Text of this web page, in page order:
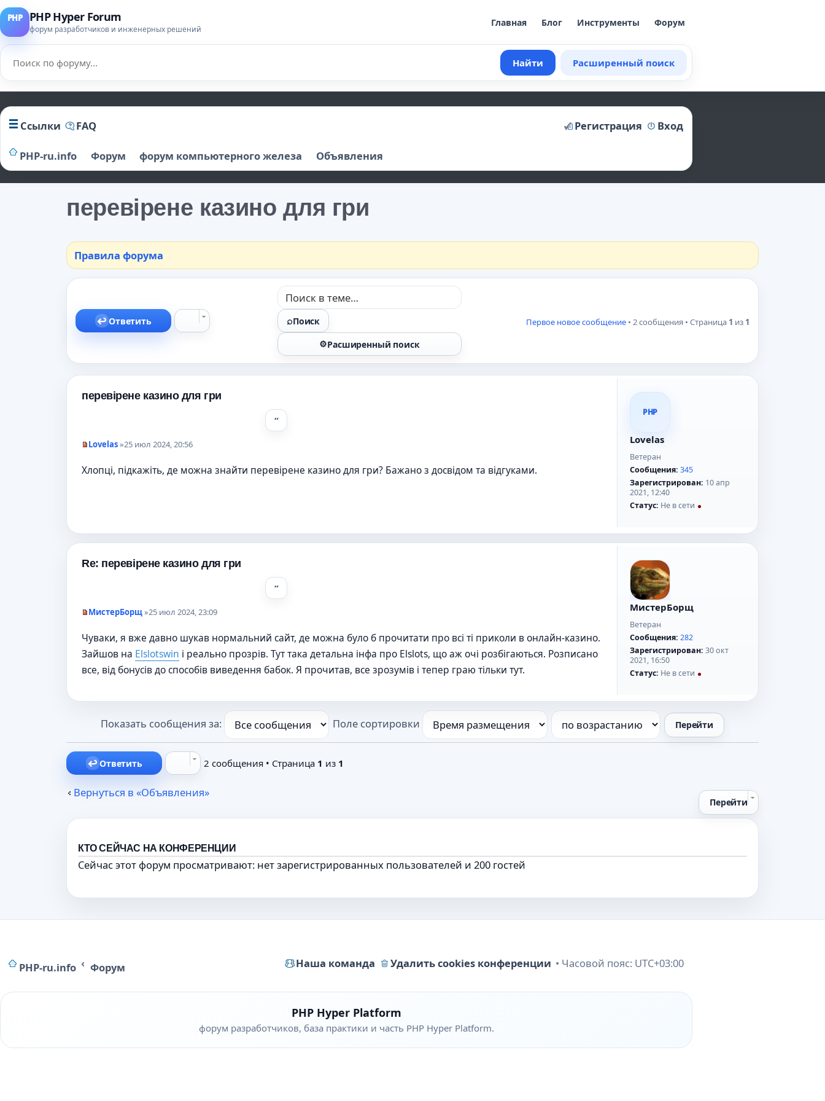
PHP Hyper Forum
форум разработчиков и инженерных решений
Главная Блог Инструменты Форум
Найти Расширенный поиск
Ссылки FAQ Вход
Регистрация
PHP-ru.info Форум форум компьютерного железа Объявления
перевірене казино для гри
Правила форума
Ответить
Поиск
Расширенный поиск
Первое новое сообщение • 2 сообщения • Страница 1 из 1
PHP
Lovelas
Ветеран
Сообщения: 345
Зарегистрирован: 10 апр
2021, 12:40
Статус: Не в сети
перевірене казино для гри
п
н
н
е
щ
е
и
е
Lovelas»25 июл 2024, 20:56
Хлопці, підкажіть, де можна знайти перевірене казино для гри? Бажано з досвідом та відгуками.
МистерБорщ
Ветеран
Сообщения: 282
Зарегистрирован: 30 окт
2021, 16:50
Статус: Не в сети
Re: перевірене казино для гри
п
р
о
ч
и
н
о
б
щ
н
МистерБорщ»25 июл 2024, 23:09
Чуваки, я вже давно шукав нормальний сайт, де можна було б прочитати про всі ті приколи в онлайн-казино.
Зайшов на Elslotswin і реально прозрів. Тут така детальна інфа про Elslots, що аж очі розбігаються. Розписано
все, від бонусів до способів виведення бабок. Я прочитав, все зрозумів і тепер граю тільки тут.
Показать сообщения за: Поле сортировки
Ответить 2 сообщения • Страница 1 из 1
Вернуться в «Объявления»
Перейти
КТО СЕЙЧАС НА КОНФЕРЕНЦИИ
Сейчас этот форум просматривают: нет зарегистрированных пользователей и 200 гостей
PHP-ru.info Форум Часовой пояс: UTC+03:00
Удалить cookies конференции
Наша команда
PHP Hyper Platform
форум разработчиков, база практики и часть PHP Hyper Platform.